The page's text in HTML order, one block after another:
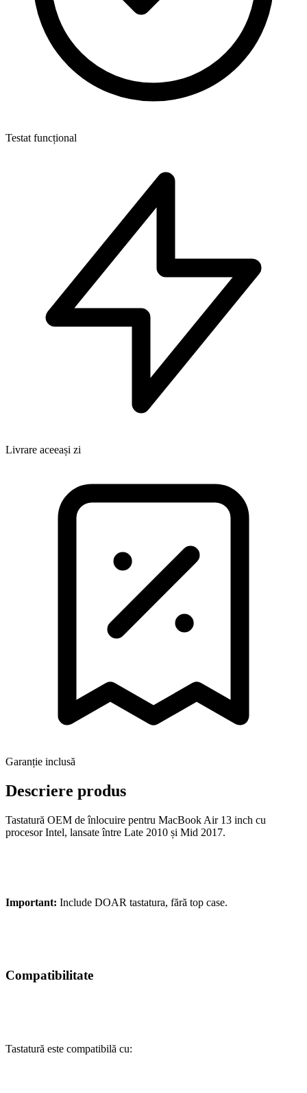
Testat funcțional
Livrare aceeași zi
Garanție inclusă
Descriere produs
Tastatură OEM de înlocuire pentru MacBook Air 13 inch cu
procesor Intel, lansate între Late 2010 și Mid 2017.
Important: Include DOAR tastatura, fără top case.
Compatibilitate
Tastatură este compatibilă cu: